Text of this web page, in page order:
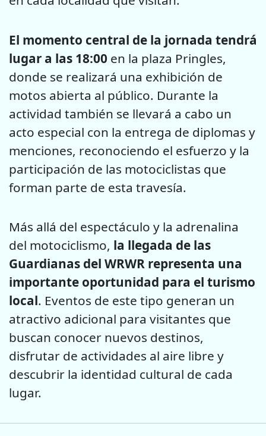
El momento central de la jornada tendrá
lugar a las 18:00 en la plaza Pringles,
donde se realizará una exhibición de
motos abierta al público. Durante la
actividad también se llevará a cabo un
acto especial con la entrega de diplomas y
menciones, reconociendo el esfuerzo y la
participación de las motociclistas que
forman parte de esta travesía.
Más allá del espectáculo y la adrenalina
del motociclismo, la llegada de las
Guardianas del WRWR representa una
importante oportunidad para el turismo
local. Eventos de este tipo generan un
atractivo adicional para visitantes que
buscan conocer nuevos destinos,
disfrutar de actividades al aire libre y
descubrir la identidad cultural de cada
lugar.